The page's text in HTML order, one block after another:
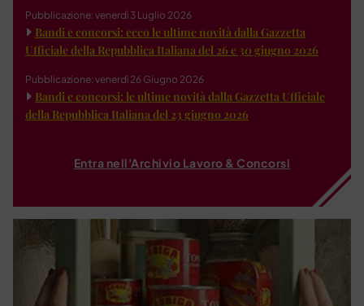
Pubblicazione: venerdì 3 Luglio 2026
Bandi e concorsi: ecco le ultime novità dalla Gazzetta
Ufficiale della Repubblica Italiana del 26 e 30 giugno 2026
Pubblicazione: venerdì 26 Giugno 2026
Bandi e concorsi: le ultime novità dalla Gazzetta Ufficiale
della Repubblica Italiana del 23 giugno 2026
Entra nell'Archivio Lavoro & Concorsi